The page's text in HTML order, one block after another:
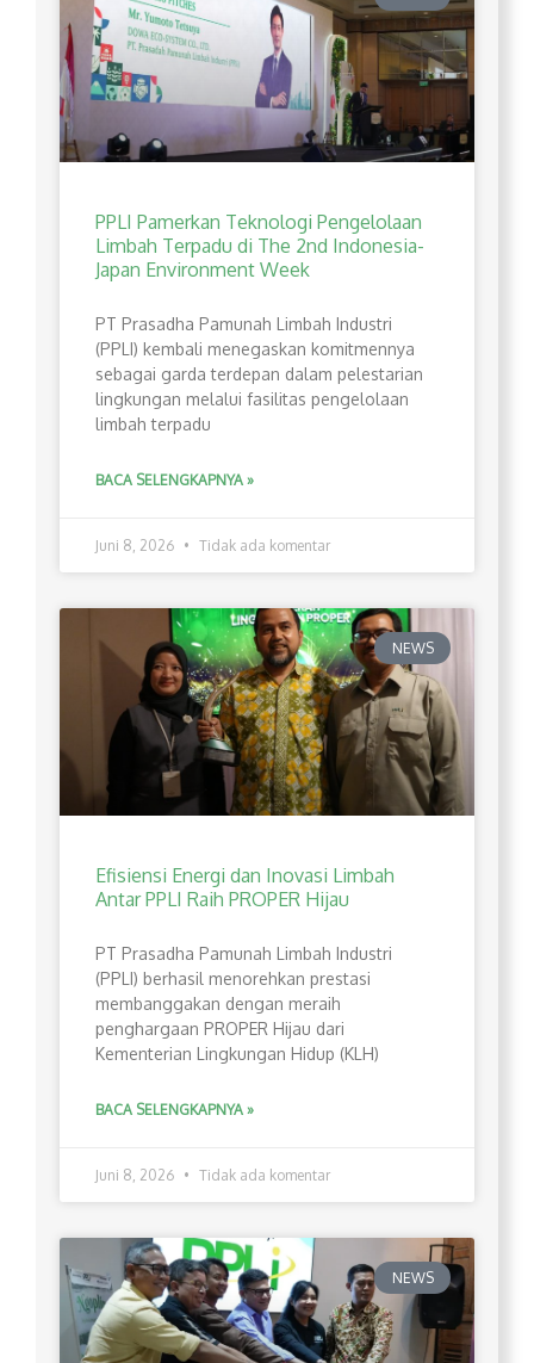
PPLI Pamerkan Teknologi Pengelolaan
Limbah Terpadu di The 2nd Indonesia-
Japan Environment Week
PT Prasadha Pamunah Limbah Industri
(PPLI) kembali menegaskan komitmennya
sebagai garda terdepan dalam pelestarian
lingkungan melalui fasilitas pengelolaan
limbah terpadu
BACA SELENGKAPNYA »
Juni 8, 2026 Tidak ada komentar
NEWS
Efisiensi Energi dan Inovasi Limbah
Antar PPLI Raih PROPER Hijau
PT Prasadha Pamunah Limbah Industri
(PPLI) berhasil menorehkan prestasi
membanggakan dengan meraih
penghargaan PROPER Hijau dari
Kementerian Lingkungan Hidup (KLH)
BACA SELENGKAPNYA »
Juni 8, 2026 Tidak ada komentar
NEWS